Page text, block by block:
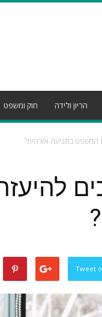
הריון ולידה חוק ומשפט
המשפט בתביעה אזרחית?
Tweet